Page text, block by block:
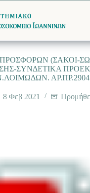
(ΣΑΚΟΙ-
ΣΥΝΔΕΤΙΚΑ
ΑΡ.ΠΡ.2904
8 Φεβ 2021